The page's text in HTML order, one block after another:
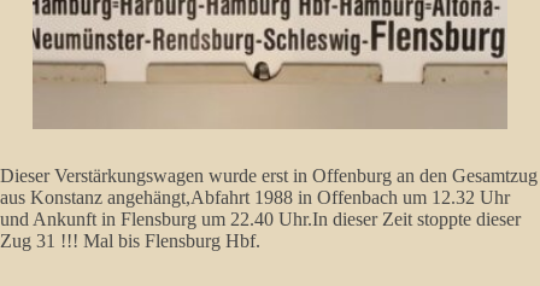
Dieser Verstärkungswagen wurde erst in Offenburg an den Gesamtzug
aus Konstanz angehängt,Abfahrt 1988 in Offenbach um 12.32 Uhr
und Ankunft in Flensburg um 22.40 Uhr.In dieser Zeit stoppte dieser
Zug 31 !!! Mal bis Flensburg Hbf.